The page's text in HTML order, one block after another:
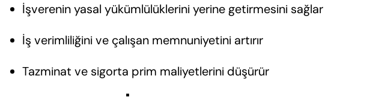
İşverenin yasal yükümlülüklerini yerine getirmesini sağlar
İş verimliliğini ve çalışan memnuniyetini artırır
Tazminat ve sigorta prim maliyetlerini düşürür